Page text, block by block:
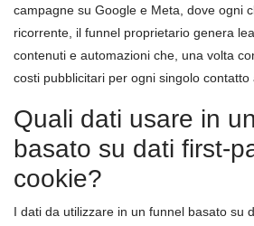
campagne su Google e Meta, dove ogni
ricorrente, il funnel proprietario genera
contenuti e automazioni che, una volta
costi pubblicitari per ogni singolo contatto
Quali dati usare in
basato su dati first-
cookie?
I dati da utilizzare in un funnel basato su